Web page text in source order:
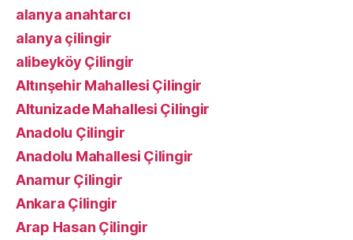
alanya anahtarcı
alanya çilingir
alibeyköy Çilingir
Altınşehir Mahallesi Çilingir
Altunizade Mahallesi Çilingir
Anadolu Çilingir
Anadolu Mahallesi Çilingir
Anamur Çilingir
Ankara Çilingir
Arap Hasan Çilingir